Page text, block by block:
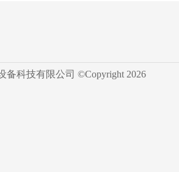
备科技有限公司 ©Copyright 2026